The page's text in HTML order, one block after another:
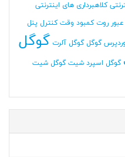
کلاهبرداری های اینترنتی
روت کمبود وقت کنترل پنل
گوگل گوگل آلرت گوگل
گوگل اسپرد شیت گوگل شیت